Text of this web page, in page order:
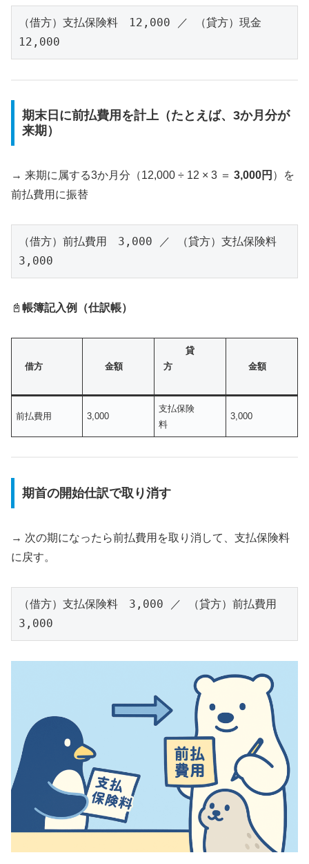
（借方）支払保険料　12,000 ／ （貸方）現金
12,000
期末日に前払費用を計上（たとえば、3か月分が
来期）
→ 来期に属する3か月分（12,000 ÷ 12 × 3 ＝ 3,000円 ）を
前払費用に振替
（借方）前払費用　3,000 ／ （貸方）支払保険料
3,000
📓 帳簿記入例（仕訳帳）
借方 金額
貸
方
金額
前払費用 3,000
支払保険
料
3,000
期首の開始仕訳で取り消す
→ 次の期になったら前払費用を取り消して、支払保険料
に戻す。
（借方）支払保険料　3,000 ／ （貸方）前払費用
3,000